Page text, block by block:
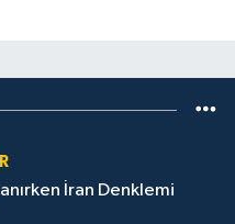
İran Denklemi